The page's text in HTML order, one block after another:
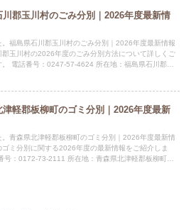
川郡玉川村のごみ分別｜2026年度最新情
。福島県石川郡玉川村のごみ分別｜2026年度最新情報
郡玉川村の2026年度のごみ分別方法について詳しくご
。 電話番号：0247-57-4624 所在地：福島県石川郡玉
津軽郡板柳町のゴミ分別｜2026年度最新
。青森県北津軽郡板柳町のゴミ分別｜2026年度最新情
ゴミ分別に関する2026年度の最新情報をご紹介しま
号：0172-73-2111 所在地：青森県北津軽郡板柳町大